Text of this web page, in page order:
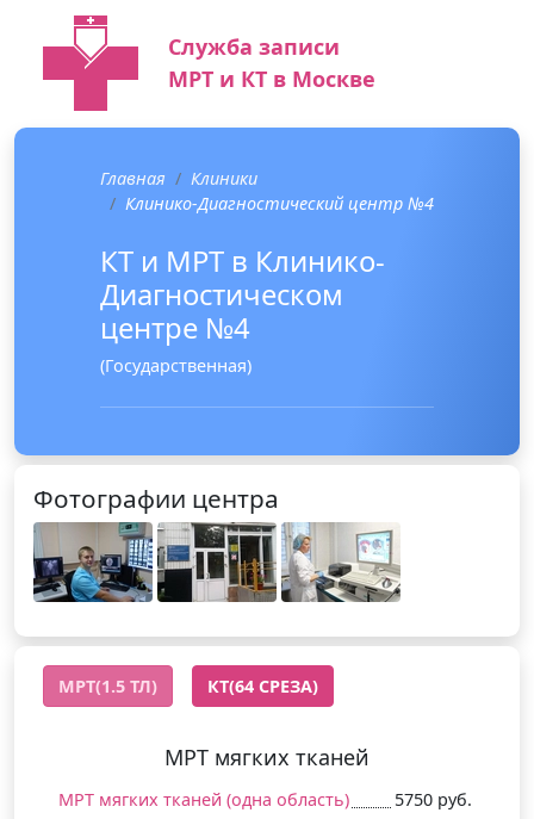
Служба записи
МРТ и КТ в Москве
Главная
Клиники
Клинико-Диагностический центр №4
КТ и МРТ в Клинико-
Диагностическом
центре №4
(Государственная)
Фотографии центра
МРТ(1.5 ТЛ) КТ(64 СРЕЗА)
МРТ мягких тканей
МРТ мягких тканей (одна область)
5750 руб.